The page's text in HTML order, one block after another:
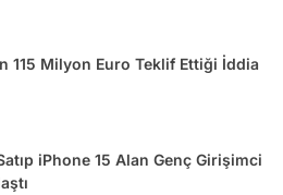
115 Milyon Euro Teklif Ettiği İddia
iPhone 15 Alan Genç Girişimci